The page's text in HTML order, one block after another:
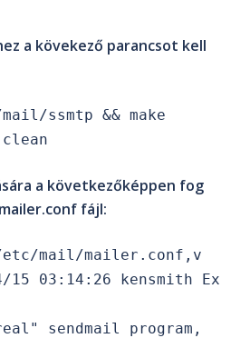
a kövekező parancsot kell
ssmtp && make
a következőképpen fog
fájl:
etc/mail/mailer.conf,v
15 03:14:26 kensmith Ex
sendmail program,